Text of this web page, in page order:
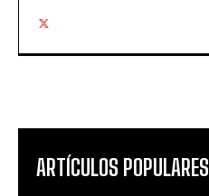
ARTÍCULOS POPULARES